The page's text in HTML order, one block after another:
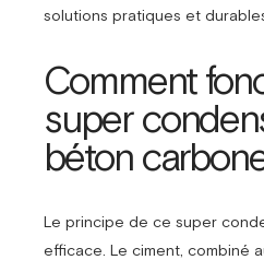
solutions pratiques et
Comment
super
béton
Le principe de ce super
efficace. Le ciment, combiné